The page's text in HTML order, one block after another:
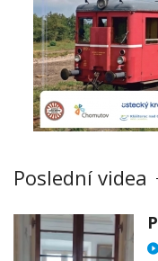
Poslední videa